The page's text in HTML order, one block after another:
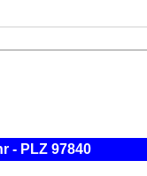
- PLZ 97840